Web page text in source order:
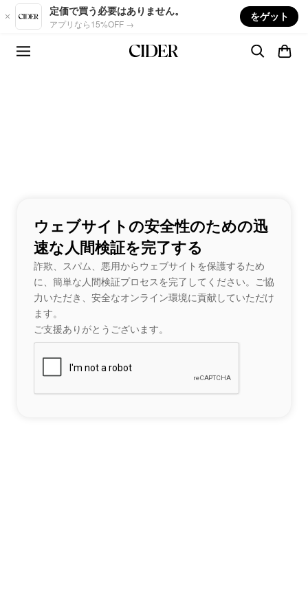
Skip to main content
定価で買う必要はありません。
アプリなら15%OFF →
をゲット
ウェブサイトの安全性のための迅
速な人間検証を完了する
詐欺、スパム、悪用からウェブサイトを保護するため
に、簡単な人間検証プロセスを完了してください。ご協
力いただき、安全なオンライン環境に貢献していただけ
ます。
ご支援ありがとうございます。